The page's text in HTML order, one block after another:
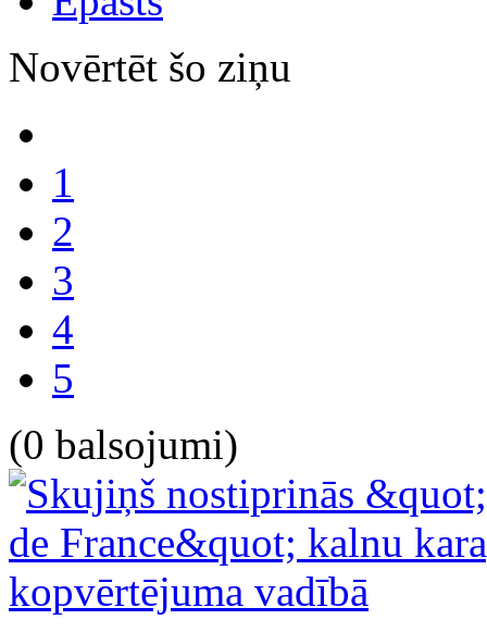
Novērtēt šo ziņu
1
2
3
4
5
(0 balsojumi)